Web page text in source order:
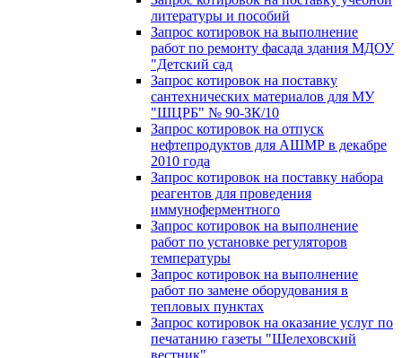
литературы и пособий
Запрос котировок на выполнение
работ по ремонту фасада здания МДОУ
"Детский сад
Запрос котировок на поставку
сантехнических материалов для МУ
"ШЦРБ" № 90-ЗК/10
Запрос котировок на отпуск
нефтепродуктов для АШМР в декабре
2010 года
Запрос котировок на поставку набора
реагентов для проведения
иммуноферментного
Запрос котировок на выполнение
работ по установке регуляторов
температуры
Запрос котировок на выполнение
работ по замене оборудования в
тепловых пунктах
Запрос котировок на оказание услуг по
печатанию газеты "Шелеховский
вестник"